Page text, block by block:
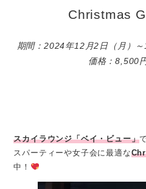
Christmas
期間：2024年12月2日（月）
価格：8,500
スカイラウンジ「ベイ・ビュー」
スパーティーや女子会に最適な
中！